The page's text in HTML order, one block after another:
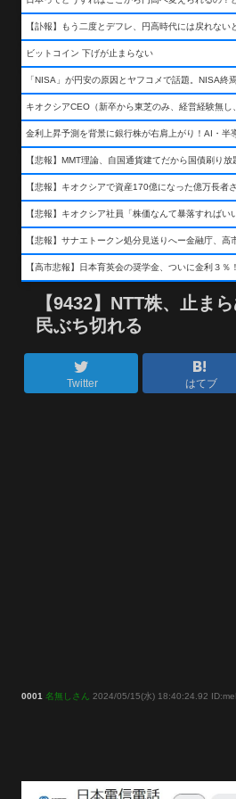
【訃報】もう二度とデフレ、円高時代には戻れない
ビットコイン 下げが止まらない
「NISA」が円安の原因とヤフコメで話題。NISA終
【悲報】キオクシア社員「株価なんて暴落すれば
【悲報】サナエトークン処分見送りへー金融庁、高
【高市悲報】日本育英会の奨学金、ついに金利３％
【9432】NTT株、止ま
民ぶち切れる
Twitter はてブ
0001 名無しさん 2024/05/15(水) 18:40:24.92